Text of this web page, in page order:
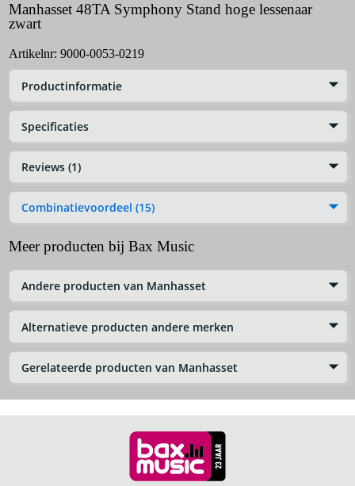
Manhasset 48TA Symphony Stand hoge lessenaar
zwart
Artikelnr: 9000-0053-0219
Productinformatie
Specificaties
Reviews (1)
Combinatievoordeel (15)
Meer producten bij Bax Music
Andere producten van Manhasset
Alternatieve producten andere merken
Gerelateerde producten van Manhasset